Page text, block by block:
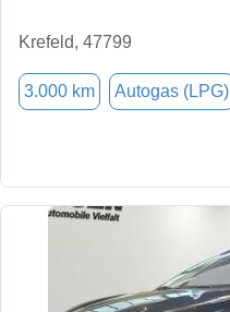
Krefeld, 47799
3.000 km Autogas (LPG)